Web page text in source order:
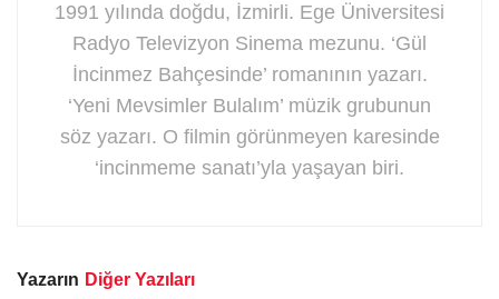
1991 yılında doğdu, İzmirli. Ege Üniversitesi
Radyo Televizyon Sinema mezunu. ‘Gül
İncinmez Bahçesinde’ romanının yazarı.
‘Yeni Mevsimler Bulalım’ müzik grubunun
söz yazarı. O filmin görünmeyen karesinde
‘incinmeme sanatı’yla yaşayan biri.
Yazarın Diğer Yazıları